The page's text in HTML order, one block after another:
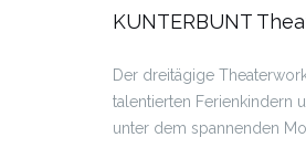
KUNTERBUNT
Der dreitägige
talentierten Ferienkindern
unter dem spannenden